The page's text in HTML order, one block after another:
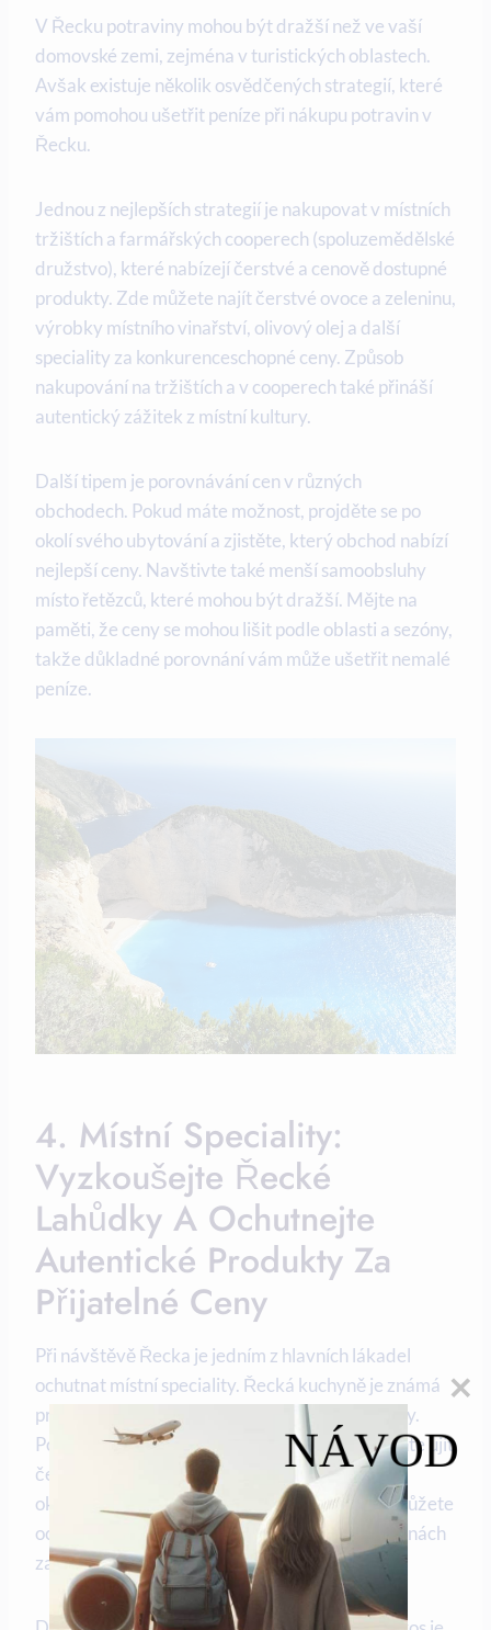
V Řecku potraviny mohou být dražší než ve vaší
domovské zemi, zejména v turistických oblastech.
Avšak existuje několik osvědčených strategií, které
vám pomohou ušetřit peníze při nákupu potravin v
Řecku.
Jednou z nejlepších strategií je nakupovat v místních
tržištích a farmářských cooperech (spoluzemědělské
družstvo), které nabízejí čerstvé a cenově dostupné
produkty. Zde můžete najít čerstvé ovoce a zeleninu,
výrobky místního vinařství, olivový olej a další
speciality za konkurenceschopné ceny. Způsob
nakupování na tržištích a v cooperech také přináší
autentický zážitek z místní kultury.
Další tipem je porovnávání cen v různých
obchodech. Pokud máte možnost, projděte se po
okolí svého ubytování a zjistěte, který obchod nabízí
nejlepší ceny. Navštivte také menší samoobsluhy
místo řetězců, které mohou být dražší. Mějte na
paměti, že ceny se mohou lišit podle oblasti a sezóny,
takže důkladné porovnání vám může ušetřit nemalé
peníze.
4. Místní Speciality:
Vyzkoušejte Řecké
Lahůdky A Ochutnejte
Autentické Produkty Za
Přijatelné Ceny
Při návštěvě Řecka je jedním z hlavních lákadel
ochutnat místní speciality. Řecká kuchyně je známá
pro svou bohatost chutí a jednoduchost přípravy.
Pokud máte rádi mořské plody, určitě si nenechte ujít
čerstvé řecké ryby jako je mořský vlk, mořská
okouna nebo čerstvé krevety. Tyto speciality můžete
ochutnat na místních trzích nebo v rybích tavernách
za přijatelné ceny.
NÁVOD